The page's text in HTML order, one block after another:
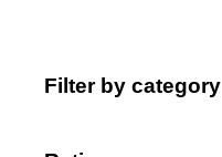
Filter by category